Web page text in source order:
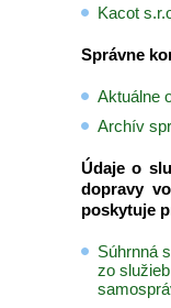
Kacot
Správne
Aktuálne
Archív
Údaje o
dopravy
poskytuje
Súhrnná
zo